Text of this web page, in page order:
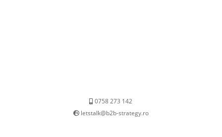
0758 273 142
letstalk@b2b-strategy.ro